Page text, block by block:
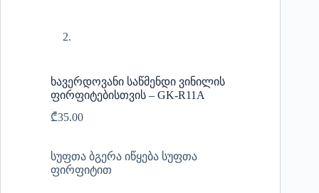
ხავერდოვანი საწმენდი ვინილის
ფირფიტებისთვის – GK-R11A
₾35.00
სუფთა ბგერა იწყება სუფთა
ფირფიტით